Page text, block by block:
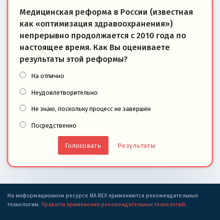
Медицинская реформа в России (известная
как «оптимизация здравоохранения»)
непрерывно продолжается с 2010 года по
настоящее время. Как Вы оцениваете
результаты этой реформы?
На отлично
Неудовлетворительно
Не знаю, поскольку процесс не завершён
Посредственно
Результаты
На информационном ресурсе ИА REX применяются рекомендательные
технологии. Правила применения рекомендательных технологий.